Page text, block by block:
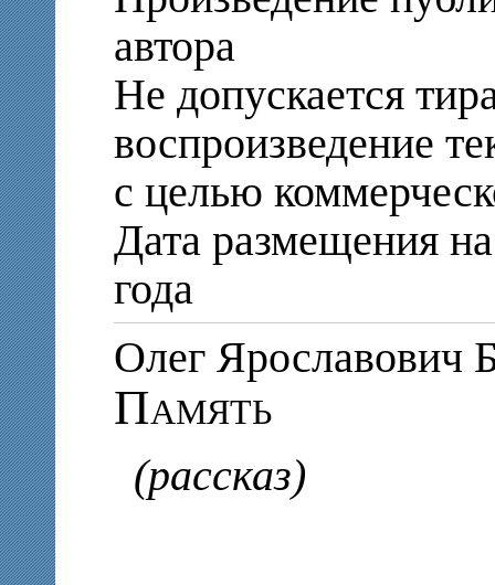
автора
Не допускается
воспроизведение
с целью
Дата размещения
года
Олег
Память
(рассказ)